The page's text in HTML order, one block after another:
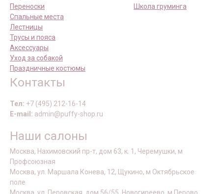
Переноски
Спальные места
Лестницы
Трусы и пояса
Аксессуары
Уход за собакой
Праздничные костюмы
Школа груминга
Контакты
Тел: +7 (495) 212-16-14
E-mail: admin@puffy-shop.ru
Наши салоны
Москва, Нахимовский пр-т, дом 63, к. 1, Черемушки, м
Профсоюзная
Москва, ул. Маршала Конева, 12, Щукино, м Октябрьское
поле